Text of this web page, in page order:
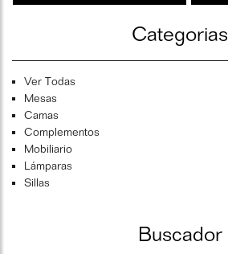
Categorias
Ver Todas
Mesas
Camas
Complementos
Mobiliario
Lámparas
Sillas
Buscador